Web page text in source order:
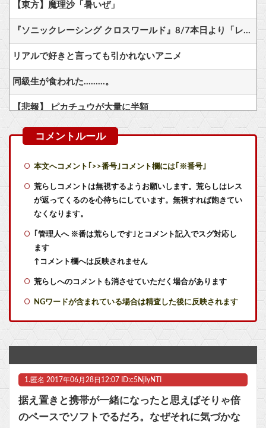
【東方】魔理沙「暑いぜ」
『ソニックレーシング クロスワールド』8/7本日より「レジェンドコンペ ラウンド7」が開催！参加者には「ソニックサマーステッカー」プレゼント
リアルで好きと言っても引かれないアニメ
同級生が食われた………。
【悲報】 ピカチュウが大量に半額
フロム以外の高難易度ゲーをやらない理由ｗｗｗｗ
【艦これ】授業中に居眠りふぶき 他
【艦これ】煙幕してんのに大暴れしすぎちゃうか？
【艦これ】デイス 他
【悲報】Z世代「求刑7年のジャンポケ斎藤は口封じに被害者殺した方が量刑軽かっただろ」←1万いいね他
【衝撃】『ワンピース』の「世界に5種しかない飛行能力」の謎、最新巻でついに判明するも、あまりに真相がひどいと荒れてしまうｗｗｗｗｗ
メトロイドプライム4 新品が2999円に…
花宮初奈さん、バンドリで早くも大人気ｗｗｗｗ他
本文へコメント｢>>番号｣コメント欄には｢※番号｣
荒らしコメントは無視するようお願いします。荒らしはレス
が返ってくるのを心待ちにしています。無視すれば飽きてい
なくなります。
｢管理人へ ※番は荒らしです｣とコメント記入でスグ対応し
ます
↑コメント欄へは反映されません
荒らしへのコメントも消させていただく場合があります
NGワードが含まれている場合は精査した後に反映されます
1. 匿名 2017年06月28日12:07 ID:c5NjIyNTI
据え置きと携帯が一緒になったと思えばそりゃ倍
のペースでソフトでるだろ。なぜそれに気づかな